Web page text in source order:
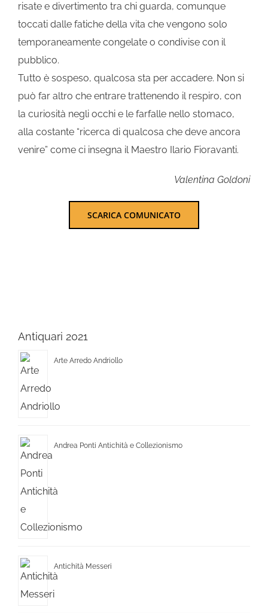
risate e divertimento tra chi guarda, comunque
toccati dalle fatiche della vita che vengono solo
temporaneamente congelate o condivise con il
pubblico.
Tutto è sospeso, qualcosa sta per accadere. Non si
può far altro che entrare trattenendo il respiro, con
la curiosità negli occhi e le farfalle nello stomaco,
alla costante “ricerca di qualcosa che deve ancora
venire” come ci insegna il Maestro Ilario Fioravanti.
Valentina Goldoni
SCARICA COMUNICATO
Antiquari 2021
Arte Arredo Andriollo
Andrea Ponti Antichità e Collezionismo
Antichità Messeri